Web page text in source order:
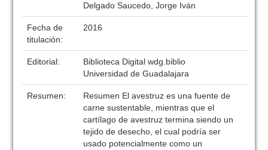
Delgado Saucedo, Jorge Iván
Fecha de
titulación:
2016
Editorial:
Biblioteca Digital wdg.biblio
Universidad de Guadalajara
Resumen:
Resumen El avestruz es una fuente de
carne sustentable, mientras que el
cartílago de avestruz termina siendo un
tejido de desecho, el cual podría ser
usado potencialmente como un